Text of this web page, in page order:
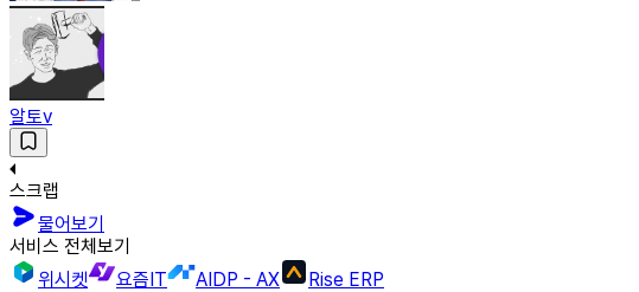
알토v
스크랩
물어보기
서비스 전체보기
위시켓
요즘IT AIDP - AX Rise ERP